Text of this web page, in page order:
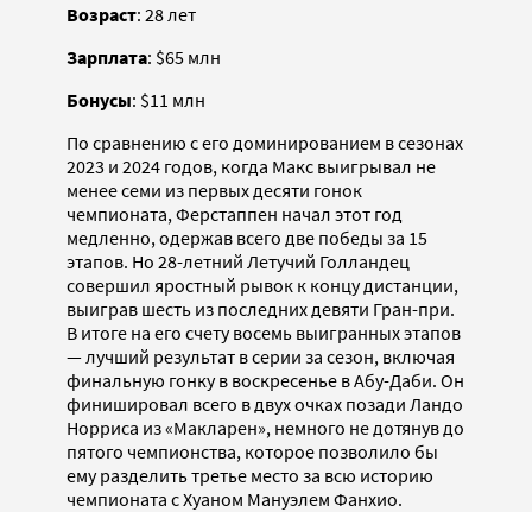
Возраст: 28 лет
Зарплата: $65 млн
Бонусы: $11 млн
По сравнению с его доминированием в сезонах
2023 и 2024 годов, когда Макс выигрывал не
менее семи из первых десяти гонок
чемпионата, Ферстаппен начал этот год
медленно, одержав всего две победы за 15
этапов. Но 28-летний Летучий Голландец
совершил яростный рывок к концу дистанции,
выиграв шесть из последних девяти Гран-при.
В итоге на его счету восемь выигранных этапов
— лучший результат в серии за сезон, включая
финальную гонку в воскресенье в Абу-Даби. Он
финишировал всего в двух очках позади Ландо
Норриса из «Макларен», немного не дотянув до
пятого чемпионства, которое позволило бы
ему разделить третье место за всю историю
чемпионата с Хуаном Мануэлем Фанхио.